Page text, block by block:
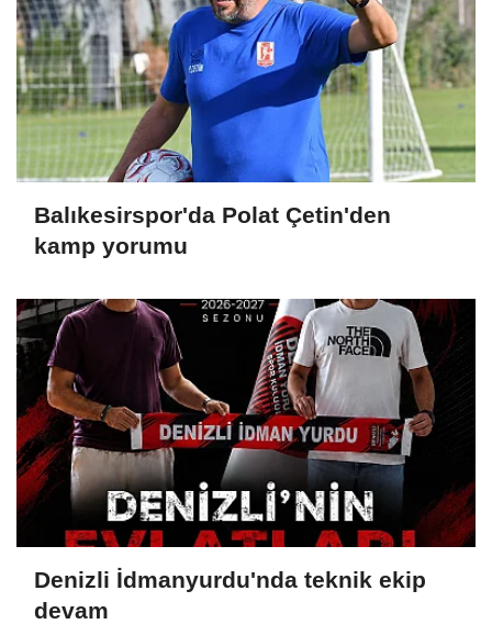
Balıkesirspor'da Polat Çetin'den
kamp yorumu
Denizli İdmanyurdu'nda teknik ekip
devam